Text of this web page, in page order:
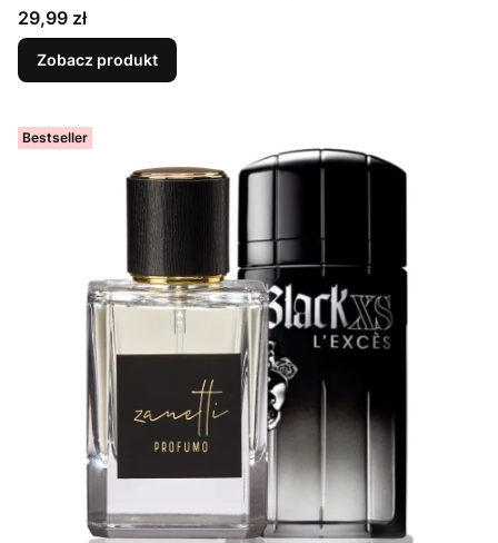
Cena
29,99 zł
Zobacz produkt
Bestseller